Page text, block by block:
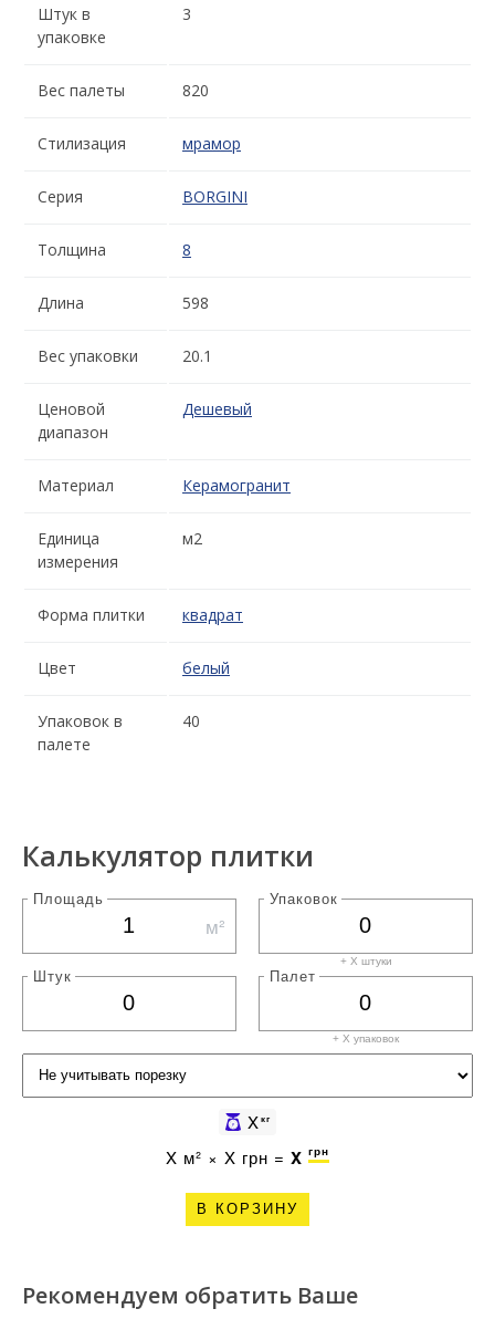
Штук в
упаковке
3
Вес палеты 820
Стилизация мрамор
Серия BORGINI
Толщина 8
Длина 598
Вес упаковки 20.1
Ценовой
диапазон
Дешевый
Материал Керамогранит
Единица
измерения
м2
Форма плитки квадрат
Цвет белый
Упаковок в
палете
40
Калькулятор плитки
Площадь
м²
Упаковок
+ X штуки
Штук Палет
+ X упаковок
Xкг
X м² × X грн = X грн
В КОРЗИНУ
Рекомендуем обратить Ваше